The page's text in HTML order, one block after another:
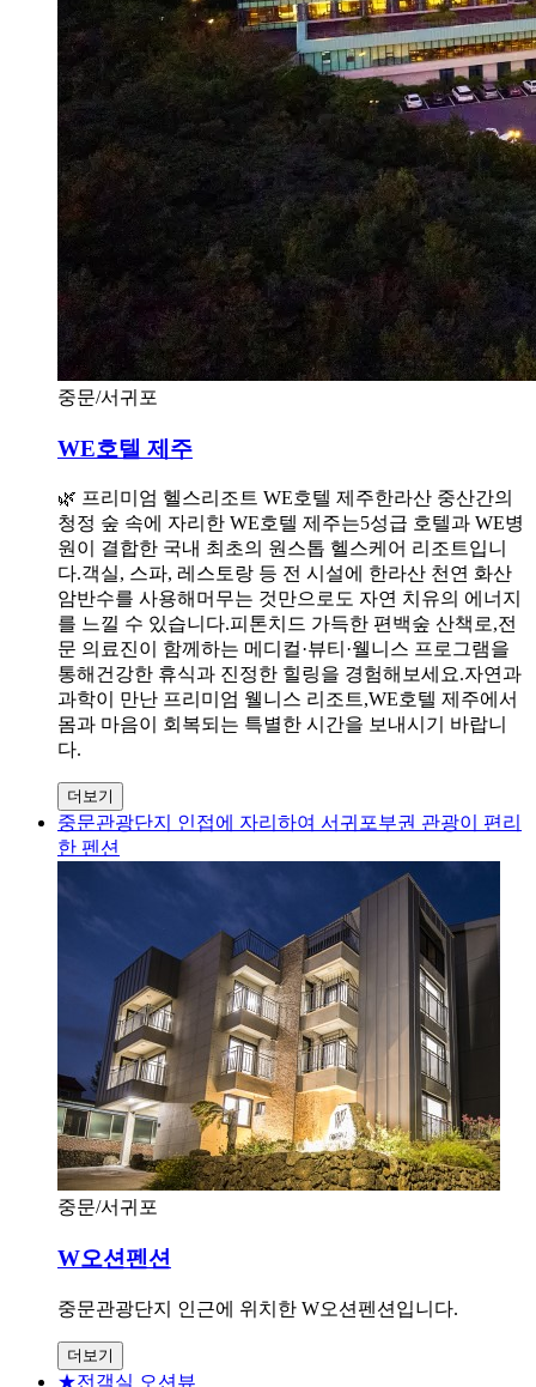
중문/서귀포
WE호텔 제주
🌿 프리미엄 헬스리조트 WE호텔 제주한라산 중산간의
청정 숲 속에 자리한 WE호텔 제주는5성급 호텔과 WE병
원이 결합한 국내 최초의 원스톱 헬스케어 리조트입니
다.객실, 스파, 레스토랑 등 전 시설에 한라산 천연 화산
암반수를 사용해머무는 것만으로도 자연 치유의 에너지
를 느낄 수 있습니다.피톤치드 가득한 편백숲 산책로,전
문 의료진이 함께하는 메디컬·뷰티·웰니스 프로그램을
통해건강한 휴식과 진정한 힐링을 경험해보세요.자연과
과학이 만난 프리미엄 웰니스 리조트,WE호텔 제주에서
몸과 마음이 회복되는 특별한 시간을 보내시기 바랍니
다.
더보기
중문관광단지 인접에 자리하여 서귀포부권 관광이 편리
한 펜션
중문/서귀포
W오션펜션
중문관광단지 인근에 위치한 W오션펜션입니다.
더보기
★전객실 오션뷰